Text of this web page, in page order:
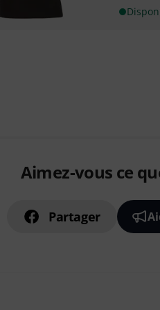
Aimez-vous ce
Partager